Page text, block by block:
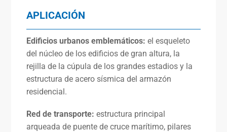
APLICACIÓN
Edificios urbanos emblemáticos:el esqueleto
del núcleo de los edificios de gran altura, la
rejilla de la cúpula de los grandes estadios y la
estructura de acero sísmica del armazón
residencial.
Red de transporte:estructura principal
arqueada de puente de cruce marítimo, pilares